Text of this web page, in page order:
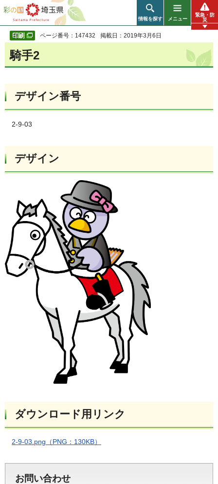
彩の国 埼玉県
情報を探す メニュー
緊急・防
災
ページ番号：147432 掲載日：2019年3月6日
騎手2
デザイン番号
2-9-03
デザイン
ダウンロード用リンク
2-9-03.png（PNG：130KB）
お問い合わせ